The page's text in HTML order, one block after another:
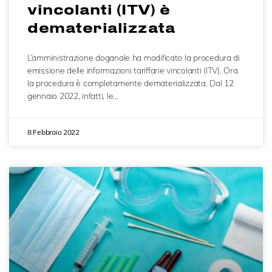
vincolanti (ITV) è
dematerializzata
L’amministrazione doganale ha modificato la procedura di
emissione delle informazioni tariffarie vincolanti (ITV). Ora
la procedura è completamente dematerializzata. Dal 12
gennaio 2022, infatti, le…
8 Febbraio 2022